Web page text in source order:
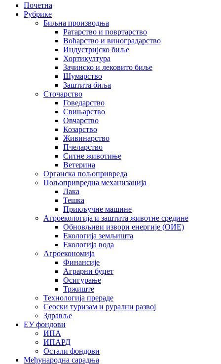
Почетна
Рубрике
Биљна производња
Ратарство и повртарство
Воћарство и виноградарство
Индустријско биље
Хортикултура
Зачинско и лековито биље
Шумарство
Заштита биља
Сточарство
Говедарство
Свињарство
Овчарство
Козарство
Живинарство
Пчеларство
Ситне животиње
Ветерина
Органска пољопривреда
Пољопривредна механизација
Лака
Тешка
Прикључне машине
Агроекологија и заштита животне средине
Обновљиви извори енергије (ОИЕ)
Екологија земљишта
Екологија вода
Агроекономија
Финансије
Аграрни буџет
Осигурање
Тржиште
Технологија прераде
Сеоски туризам и рурални развој
Здравље
ЕУ фондови
ИПА
ИПАРД
Остали фондови
Међународна сарадња